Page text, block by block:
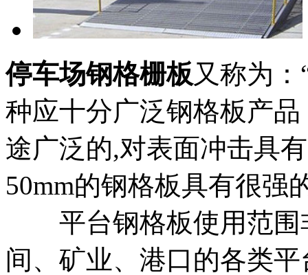
停车场钢格栅板又称为
种应十分广泛钢格板产
途广泛的,对表面冲击具
50mm的钢格板具有很强
平台钢格板使用范围
间、矿业、港口的各类